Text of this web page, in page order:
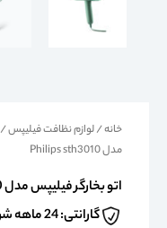
خانه/لوازم نظافت فیلیپس/
مدل Philips sth3010
اتو بخارگر فیلیپس مدل Philips sth3010
گارانتی: 24 ماهه شرکت ایران فیلیپس